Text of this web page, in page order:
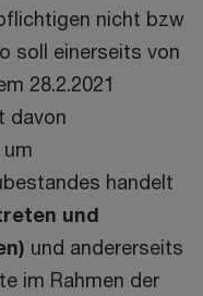
nicht bzw
soll einerseits von
28.2.2021
davon
handelt
und
und andererseits
im Rahmen der